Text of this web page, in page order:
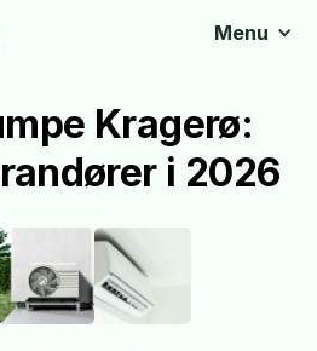
Menu
Kragerø:
i 2026